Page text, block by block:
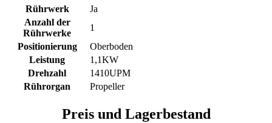
Rührwerk
Ja
Anzahl der
Rührwerke
1
Positionierung
Oberboden
Leistung
1,1KW
Drehzahl
1410UPM
Rührorgan
Propeller
Preis und Lagerbestand